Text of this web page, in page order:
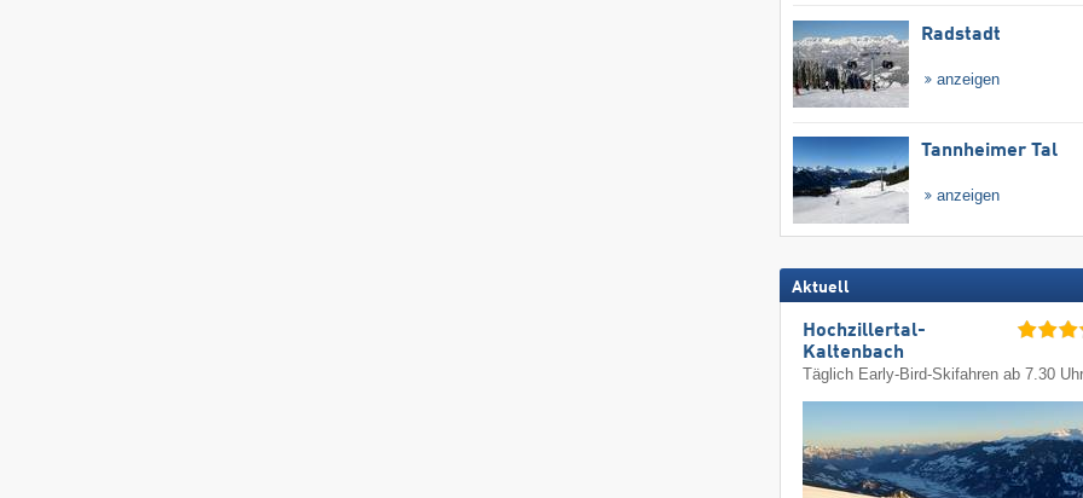
Radstadt
anzeigen
Tannheimer Tal
anzeigen
Aktuell
Hochzillertal-
Kaltenbach
Täglich Early-Bird-Skifahren ab 7.30